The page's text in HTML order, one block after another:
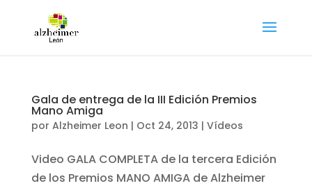
Gala de entrega de la III Edición Premios
Mano Amiga
por Alzheimer Leon | Oct 24, 2013 | Vídeos
Video GALA COMPLETA de la tercera Edición
de los Premios MANO AMIGA de Alzheimer